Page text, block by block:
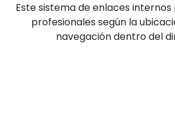
Este sistema de enlaces
profesionales según la
navegación dentro del